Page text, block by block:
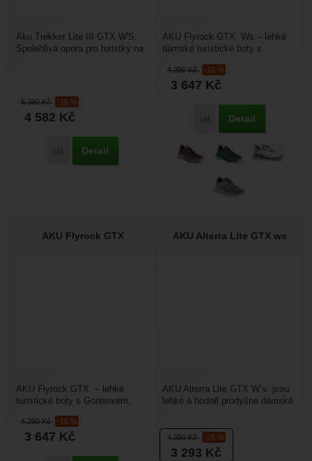
5 390Kč -15 %
4 582 Kč
Přidat 'Aku Trekker Lite III GTX W'S' k porovnání
Detail
Aku Trekker Lite III GTX W'S:
Spolehlivá opora pro turistky na
4 290Kč -15 %
3 647 Kč
Přidat 'AKU Flyrock
Detail
AKU Flyrock GTX Ws – lehké
dámské turistické boty s
proti vodě. Hodí se...
AKU Flyrock GTX
4 290Kč -15 %
3 647 Kč
AKU Flyrock GTX – lehké
turistické boty s Goretexem,
Hodí se na běžné...
AKU Alterra Lite GTX ws
4 390Kč -25 %
3 293 Kč
AKU Alterra Lite GTX W’s: jsou
lehké a hodně prodyšné dámské